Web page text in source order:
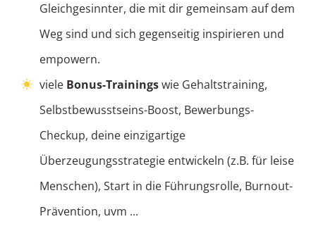
Gleichgesinnter, die mit dir gemeinsam auf dem
Weg sind und sich gegenseitig inspirieren und
empowern.
viele Bonus-Trainingswie Gehaltstraining,
Selbstbewusstseins-Boost, Bewerbungs-
Checkup, deine einzigartige
Überzeugungsstrategie entwickeln (z.B. für leise
Menschen), Start in die Führungsrolle, Burnout-
Prävention, uvm ...